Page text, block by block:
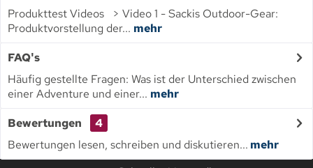
Produkttest Videos > Video 1 - Sackis Outdoor-Gear:
Produktvorstellung der... mehr
FAQ's
Häufig gestellte Fragen: Was ist der Unterschied zwischen
einer Adventure und einer... mehr
Bewertungen
4
Bewertungen lesen, schreiben und diskutieren... mehr